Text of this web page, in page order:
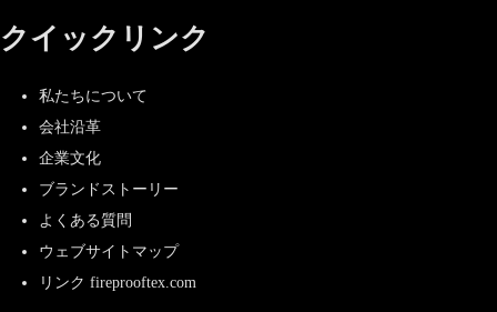
クイックリンク
私たちについて
会社沿革
企業文化
ブランドストーリー
よくある質問
ウェブサイトマップ
リンク fireprooftex.com